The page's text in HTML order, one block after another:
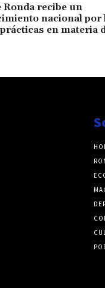
Ronda recibe un
nacional por
en materia